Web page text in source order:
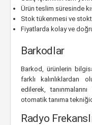
Ürün teslim süresinde
Stok tükenmesi ve
Fiyatlarda kolay ve
Barkodlar
Barkod, ürünlerin
farklı kalınlıklardan
edilerek,
otomatik tanıma
Radyo